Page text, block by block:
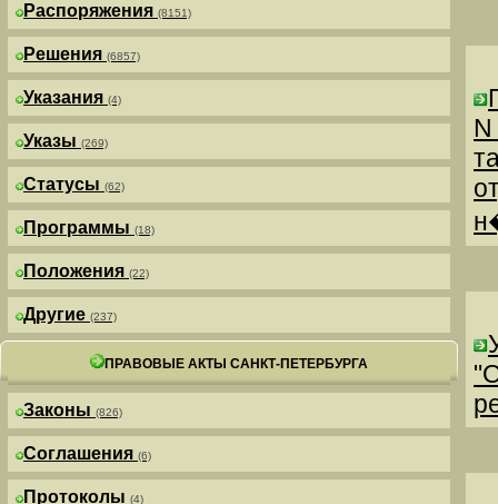
Распоряжения (8151)
Решения (6857)
Указания (4)
Указы (269)
Статусы (62)
Программы (18)
Положения (22)
Другие (237)
ПРАВОВЫЕ АКТЫ САНКТ-ПЕТЕРБУРГА
Законы (826)
Соглашения (6)
Протоколы (4)